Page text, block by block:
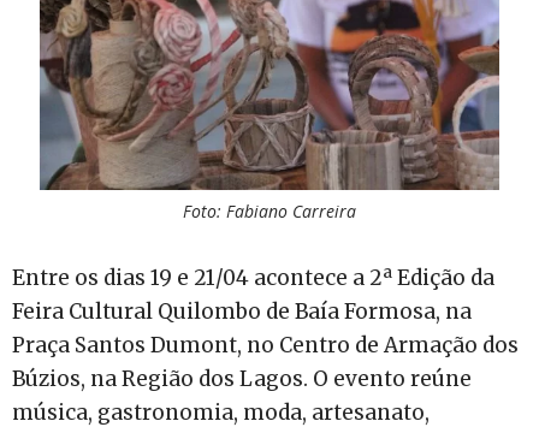
Foto: Fabiano Carreira
Entre os dias 19 e 21/04 acontece a 2ª Edição da
Feira Cultural Quilombo de Baía Formosa, na
Praça Santos Dumont, no Centro de Armação dos
Búzios, na Região dos Lagos. O evento reúne
música, gastronomia, moda, artesanato,